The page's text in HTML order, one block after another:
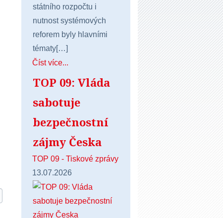
státního rozpočtu i
nutnost systémových
reforem byly hlavními
tématy[…]
Číst více...
TOP 09: Vláda
sabotuje
bezpečnostní
zájmy Česka
TOP 09 - Tiskové zprávy
13.07.2026